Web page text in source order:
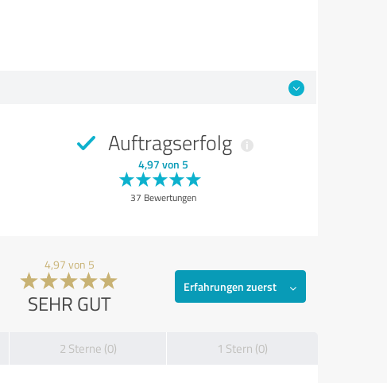
Auftragserfolg
4,97 von 5
37 Bewertungen
4,97 von 5
SEHR GUT
Erfahrungen zuerst
2 Sterne (0) 1 Stern (0)